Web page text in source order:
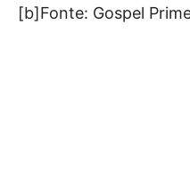
[b]Fonte: Gospel